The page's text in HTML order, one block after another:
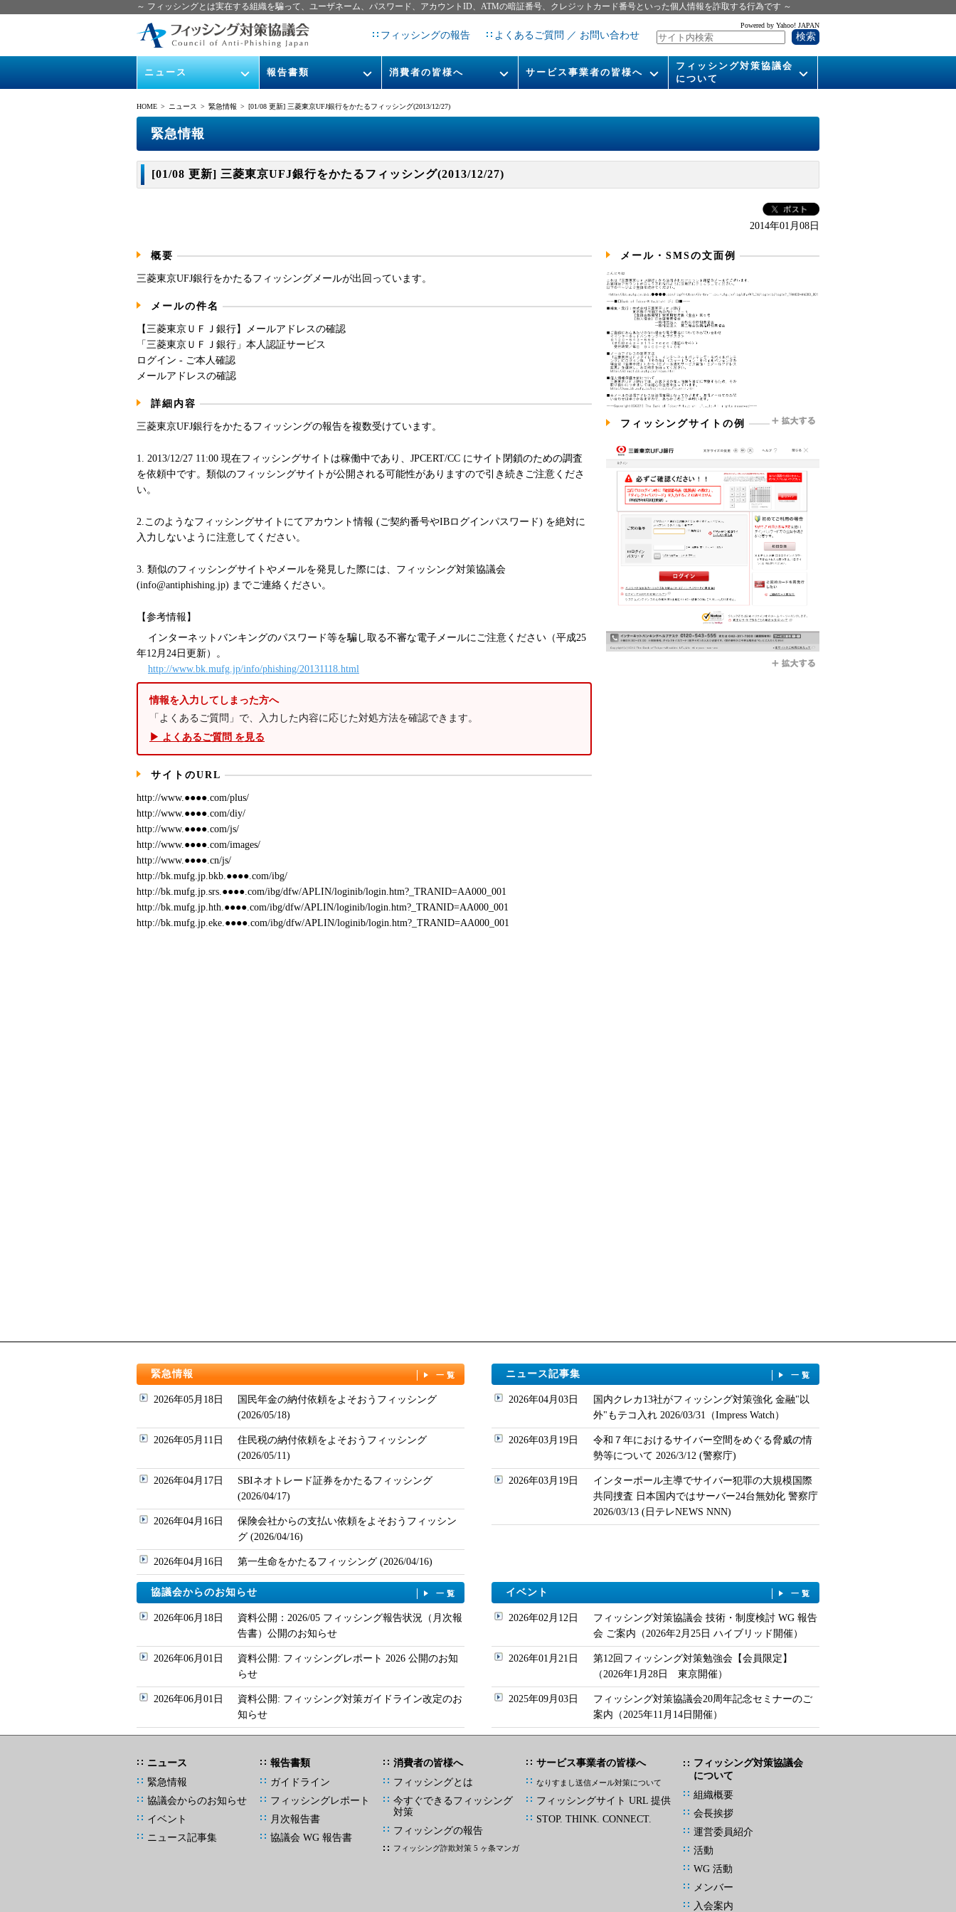
～ フィッシングとは実在する組織を騙って、ユーザネーム、パスワード、アカウントID、ATMの暗証番号、クレジットカード番号といった個人情報を詐取する行為です ～
フィッシングの報告 よくあるご質問 ／ お問い合わせ
Powered by Yahoo! JAPAN
ニュース
緊急情報
協議会からのお知らせ
ニュース記事集
報告書類
ガイドライン
協議会WG報告書
消費者の皆様へ
フィッシングとは
マンガでわかるフィッシング詐
サービス事業者の皆様へ
フィッシング対策協議会
について
入会案内
パンフレット
HOME > ニュース > 緊急情報 > [01/08 更新] 三菱東京UFJ銀行をかたるフィッシング(2013/12/27)
緊急情報
[01/08 更新] 三菱東京UFJ銀行をかたるフィッシング(2013/12/27)
2014年01月08日
概要
三菱東京UFJ銀行をかたるフィッシングメールが出回っています。
メールの件名
【三菱東京ＵＦＪ銀行】メールアドレスの確認
「三菱東京ＵＦＪ銀行」本人認証サービス
ログイン - ご本人確認
メールアドレスの確認
詳細内容
三菱東京UFJ銀行をかたるフィッシングの報告を複数受けています。
1. 2013/12/27 11:00 現在フィッシングサイトは稼働中であり、JPCERT/CC にサイト閉鎖のための調査
を依頼中です。類似のフィッシングサイトが公開される可能性がありますので引き続きご注意くださ
い。
2.このようなフィッシングサイトにてアカウント情報 (ご契約番号やIBログインパスワード) を絶対に
入力しないように注意してください。
3. 類似のフィッシングサイトやメールを発見した際には、フィッシング対策協議会
(info@antiphishing.jp) までご連絡ください。
【参考情報】
インターネットバンキングのパスワード等を騙し取る不審な電子メールにご注意ください（平成25
年12月24日更新）。
http://www.bk.mufg.jp/info/phishing/20131118.html
情報を入力してしまった方へ
「よくあるご質問」で、入力した内容に応じた対処方法を確認できます。
▶ よくあるご質問 を見る
サイトのURL
http://www.●●●●.com/plus/
http://www.●●●●.com/diy/
http://www.●●●●.com/js/
http://www.●●●●.com/images/
http://www.●●●●.cn/js/
http://bk.mufg.jp.bkb.●●●●.com/ibg/
http://bk.mufg.jp.srs.●●●●.com/ibg/dfw/APLIN/loginib/login.htm?_TRANID=AA000_001
http://bk.mufg.jp.hth.●●●●.com/ibg/dfw/APLIN/loginib/login.htm?_TRANID=AA000_001
http://bk.mufg.jp.eke.●●●●.com/ibg/dfw/APLIN/loginib/login.htm?_TRANID=AA000_001
メール・SMSの文面例
フィッシングサイトの例
緊急情報 一覧
2026年05月18日
国民年金の納付依頼をよそおうフィッシング
(2026/05/18)
2026年05月11日
住民税の納付依頼をよそおうフィッシング
(2026/05/11)
2026年04月17日
SBIネオトレード証券をかたるフィッシング
(2026/04/17)
2026年04月16日
保険会社からの支払い依頼をよそおうフィッシン
グ (2026/04/16)
2026年04月16日 第一生命をかたるフィッシング (2026/04/16)
ニュース記事集 一覧
2026年04月03日
国内クレカ13社がフィッシング対策強化 金融"以
外"もテコ入れ 2026/03/31（Impress Watch）
2026年03月19日
令和７年におけるサイバー空間をめぐる脅威の情
勢等について 2026/3/12 (警察庁)
2026年03月19日
インターポール主導でサイバー犯罪の大規模国際
共同捜査 日本国内ではサーバー24台無効化 警察庁
2026/03/13 (日テレNEWS NNN)
協議会からのお知らせ 一覧
2026年06月18日
資料公開：2026/05 フィッシング報告状況（月次報
告書）公開のお知らせ
2026年06月01日
資料公開: フィッシングレポート 2026 公開のお知
らせ
2026年06月01日
資料公開: フィッシング対策ガイドライン改定のお
知らせ
イベント 一覧
2026年02月12日
フィッシング対策協議会 技術・制度検討 WG 報告
会 ご案内（2026年2月25日 ハイブリッド開催）
2026年01月21日
第12回フィッシング対策勉強会【会員限定】
（2026年1月28日 東京開催）
2025年09月03日
フィッシング対策協議会20周年記念セミナーのご
案内（2025年11月14日開催）
ニュース
緊急情報
協議会からのお知らせ
イベント
ニュース記事集
報告書類
ガイドライン
フィッシングレポート
月次報告書
協議会 WG 報告書
消費者の皆様へ
フィッシングとは
今すぐできるフィッシング
対策
フィッシングの報告
フィッシング詐欺対策 5 ヶ条マンガ
サービス事業者の皆様へ
なりすまし送信メール対策について
フィッシングサイト URL 提供
STOP. THINK. CONNECT.
フィッシング対策協議会
について
組織概要
会長挨拶
運営委員紹介
活動
WG 活動
メンバー
入会案内